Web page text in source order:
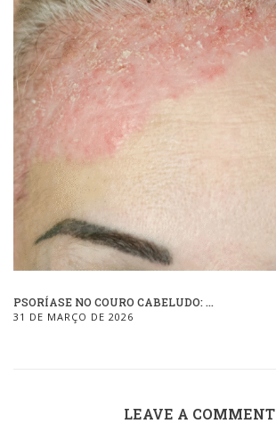
PSORÍASE NO COURO CABELUDO: ...
31 DE MARÇO DE 2026
LEAVE A COMMENT